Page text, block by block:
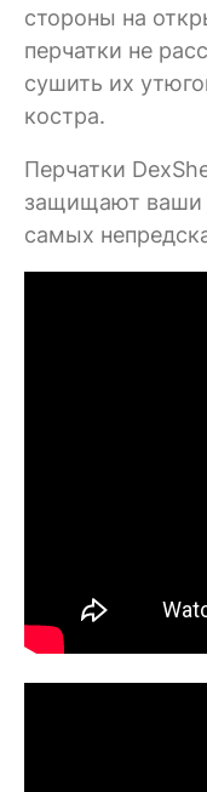
стороны на
перчатки не
сушить их
костра.
Перчатки
защищают ваши
самых